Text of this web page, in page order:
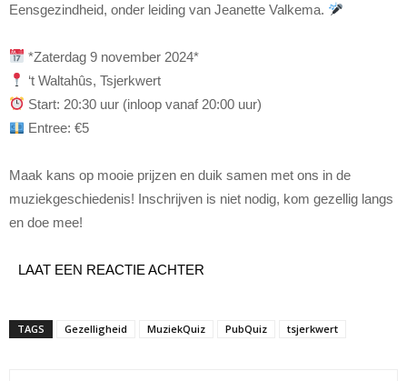
Eensgezindheid, onder leiding van Jeanette Valkema.
*Zaterdag 9 november 2024*
‘t Waltahûs, Tsjerkwert
Start: 20:30 uur (inloop vanaf 20:00 uur)
Entree: €5
Maak kans op mooie prijzen en duik samen met ons in de
muziekgeschiedenis! Inschrijven is niet nodig, kom gezellig langs
en doe mee!
LAAT EEN REACTIE ACHTER
TAGS Gezelligheid MuziekQuiz PubQuiz tsjerkwert